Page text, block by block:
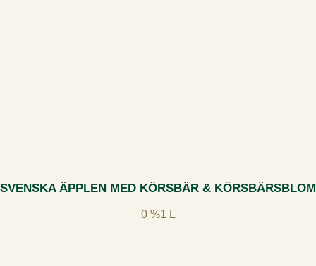
SVENSKA ÄPPLEN MED KÖRSBÄR & KÖRSBÄRSBLOM
0 %1 L